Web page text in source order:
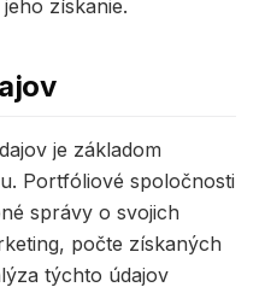
získanie.
je základom
Portfóliové spoločnosti
správy o svojich
počte získaných
týchto údajov